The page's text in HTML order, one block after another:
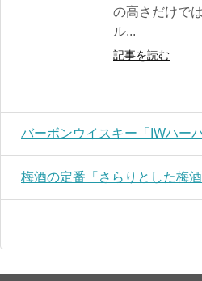
の高さだけで
ル...
記事を読む
バーボンウイスキー「IWハー
梅酒の定番「さらりとした梅